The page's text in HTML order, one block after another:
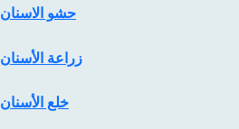
حشو الاسنان
زراعة الأسنان
خلع الأسنان